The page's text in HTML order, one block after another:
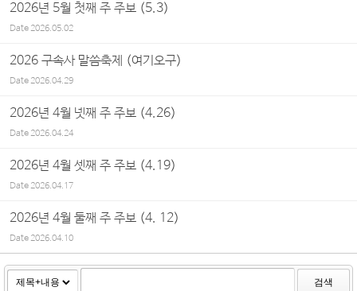
2026년 5월 첫째 주 주보 (5.3)
Date2026.05.02
2026 구속사 말씀축제 (여기오구)
Date2026.04.29
2026년 4월 넷째 주 주보 (4.26)
Date2026.04.24
2026년 4월 셋째 주 주보 (4.19)
Date2026.04.17
2026년 4월 둘째 주 주보 (4. 12)
Date2026.04.10
검색